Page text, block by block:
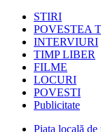
STIRI
POVESTEA
INTERVIURI
TIMP LIBER
FILME
LOCURI
POVESTI
Publicitate
Piața locală